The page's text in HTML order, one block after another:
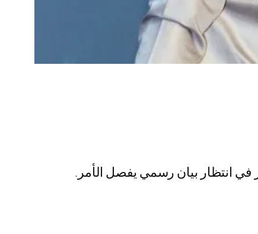
في انتظار بيان رسمي يفصل الأمر.